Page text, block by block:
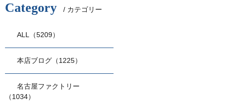
Category / カテゴリー
ALL（5209）
本店ブログ（1225）
名古屋ファクトリー
（1034）